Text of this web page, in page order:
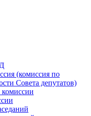
(комиссия по
Совета депутатов)